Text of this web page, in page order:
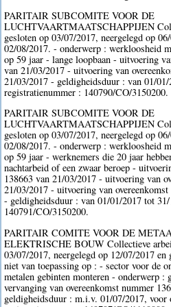
PARITAIR SUBCOMITE VOOR DE
LUCHTVAARTMAATSCHAPPIJEN
gesloten op 03/07/2017, neergelegd op
02/08/2017. - onderwerp : werkloosheid
op 59 jaar - lange loopbaan - uitvoering
van 21/03/2017 - uitvoering van
21/03/2017 - geldigheidsduur : van 01/
registratienummer : 140790/CO/3150200.
PARITAIR SUBCOMITE VOOR DE
LUCHTVAARTMAATSCHAPPIJEN
gesloten op 03/07/2017, neergelegd op
02/08/2017. - onderwerp : werkloosheid
op 59 jaar - werknemers die 20 jaar
nachtarbeid of een zwaar beroep -
138663 van 21/03/2017 - uitvoering van
21/03/2017 - uitvoering van
- geldigheidsduur : van 01/01/2017 tot
140791/CO/3150200.
PARITAIR COMITE VOOR DE
ELEKTRISCHE BOUW Collectieve
03/07/2017, neergelegd op 12/07/2017
niet van toepassing op : - sector voor de
metalen gebinten monteren - onderwerp
vervanging van overeenkomst nummer
geldigheidsduur : m.i.v. 01/07/2017, voor